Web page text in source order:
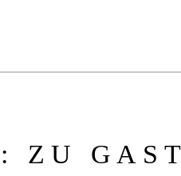
ZU